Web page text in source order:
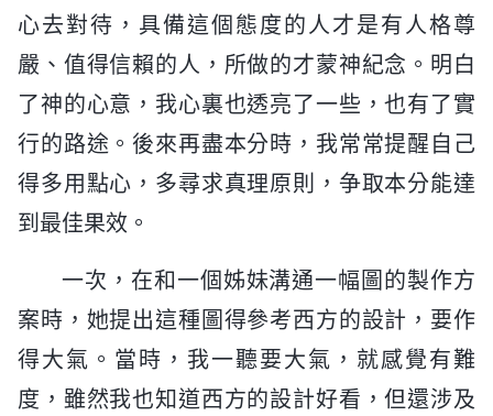
心去對待，具備這個態度的人才是有人格尊
嚴、值得信賴的人，所做的才蒙神紀念。明白
了神的心意，我心裏也透亮了一些，也有了實
行的路途。後來再盡本分時，我常常提醒自己
得多用點心，多尋求真理原則，争取本分能達
到最佳果效。
一次，在和一個姊妹溝通一幅圖的製作方
案時，她提出這種圖得參考西方的設計，要作
得大氣。當時，我一聽要大氣，就感覺有難
度，雖然我也知道西方的設計好看，但還涉及